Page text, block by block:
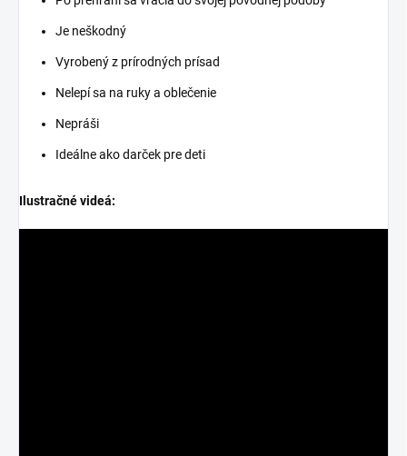
Je neškodný
Vyrobený z prírodných prísad
Nelepí sa na ruky a oblečenie
Nepráši
Ideálne ako darček pre deti
Ilustračné videá: